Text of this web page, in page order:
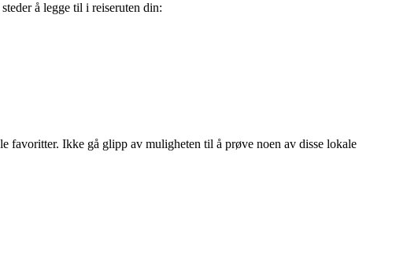
å legge til i reiseruten din:
favoritter. Ikke gå glipp av muligheten til å prøve noen av disse lokale